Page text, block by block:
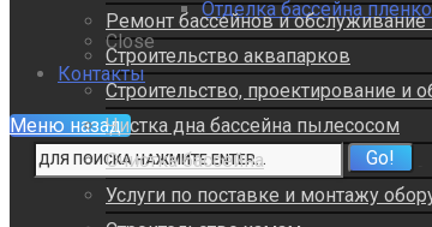
Отделка бассейна
Close
Контакты
Меню назад
Ремонт бассейнов и
Строительство аквапарков
Строительство, проектирование и
Чистка дна бассейна пылесосом
Очистка бассейна
Услуги по поставке и монтажу